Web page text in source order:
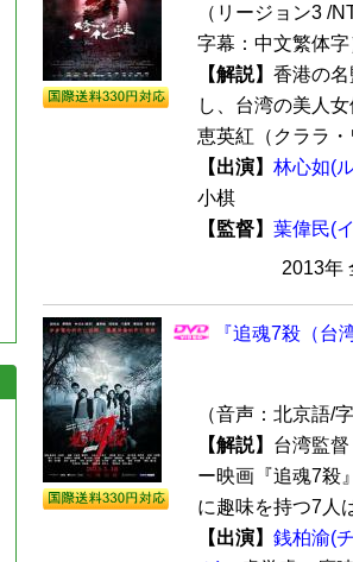
（リージョン3 /
字幕：中文繁体字
【解説】 香港の
し、台湾の美人
恵英紅（クララ
【出演】 林心如(
小棋
【監督】 葉偉民(
2013年
『追魂7殺（台
（音声：北京語/
【解説】 台湾監
ー映画『追魂7殺
に趣味を持つ7人
【出演】 銭柏渝(